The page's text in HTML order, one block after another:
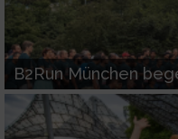
B2Run München